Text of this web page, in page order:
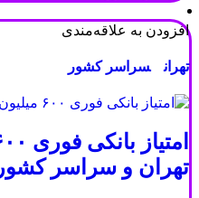
افزودن به علاقه‌مندی
تهران سراسر کشور
تهران و سراسر کشور